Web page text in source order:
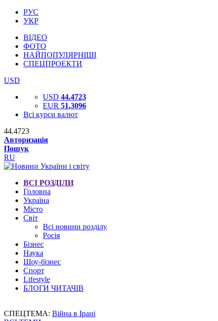
РУС
УКР
ВІДЕО
ФОТО
НАЙПОПУЛЯРНІШІ
СПЕЦПРОЕКТИ
USD
USD 44.4723
EUR 51.3096
Всі курси валют
44.4723
Авторизація
Пошук
RU
ВСІ РОЗДІЛИ
Головна
Україна
Місто
Світ
Всі новини розділу
Росія
Бізнес
Наука
Шоу-бізнес
Спорт
Lifestyle
БЛОГИ ЧИТАЧІВ
СПЕЦТЕМА: Війна в Ірані